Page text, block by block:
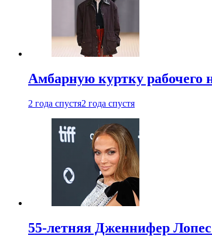
Амбарную куртку рабочего
2 года спустя2 года спустя
55-летняя Дженнифер